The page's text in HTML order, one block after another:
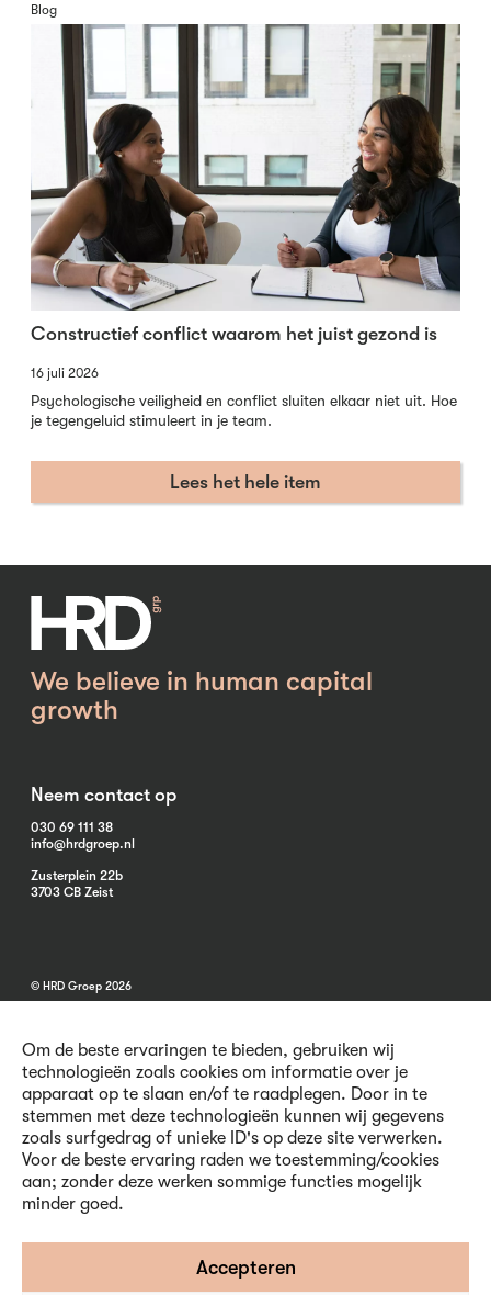
Om de beste ervaringen te bieden, gebruiken wij
technologieën zoals cookies om informatie over je
apparaat op te slaan en/of te raadplegen. Door in te
stemmen met deze technologieën kunnen wij gegevens
zoals surfgedrag of unieke ID's op deze site verwerken.
Voor de beste ervaring raden we toestemming/cookies
aan; zonder deze werken sommige functies mogelijk
minder goed.
Accepteren
Blog
Constructief conflict waarom het juist gezond is
16 juli 2026
Psychologische veiligheid en conflict sluiten elkaar niet uit. Hoe
je tegengeluid stimuleert in je team.
Lees het hele item
We believe in human capital
growth
Neem contact op
030 69 111 38
info@hrdgroep.nl
Zusterplein 22b
3703 CB Zeist
© HRD Groep 2026
Algemene informatie
Contact
Voorwaarden
Privacy en Cookies
Volg ons